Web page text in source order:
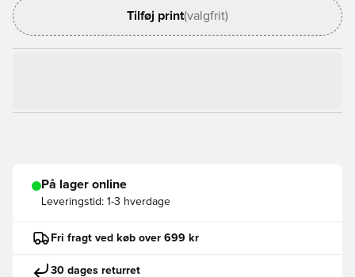
Tilføj print(valgfrit)
På lager online
Leveringstid: 1-3 hverdage
Fri fragt ved køb over 699 kr
30 dages returret